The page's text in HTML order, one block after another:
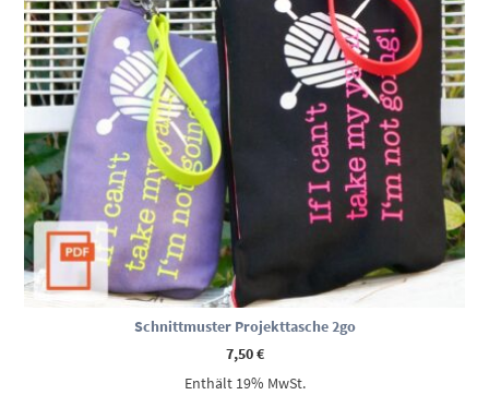
Schnittmuster Projekttasche 2go
7,50€
Enthält 19% MwSt.